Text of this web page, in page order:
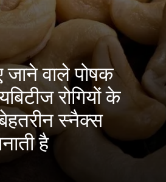
जाने वाले पोषक
रोगियों के
स्नैक्स
है